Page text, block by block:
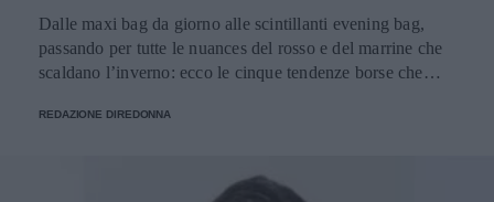
Dalle maxi bag da giorno alle scintillanti evening bag,
passando per tutte le nuances del rosso e del marrine che
scaldano l’inverno: ecco le cinque tendenze borse che
REDAZIONE DIREDONNA